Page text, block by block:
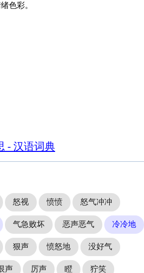
色彩。
- 汉语词典
怒视 愤愤 怒气冲冲
气急败坏 恶声恶气 冷冷地
狠声 愤怒地 没好气
声 厉声 瞪 狞笑